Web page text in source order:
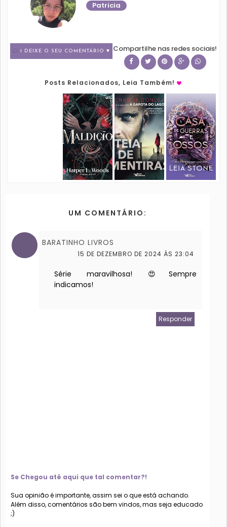
Patricia
1 DEIXE O SEU COMENTÁRIO ♥ Compartilhe nas redes sociais!
Posts Relacionados, Leia Também!
UM COMENTÁRIO:
BARATINHO LIVROS
15 DE DEZEMBRO DE 2024 ÀS 23:04
Série maravilhosa! 😍Sempre
indicamos!
Responder
Se Chegou até aqui que tal comentar?!
Sua opinião é importante, assim sei o que está achando.
Além disso, comentários são bem vindos, mas seja educado
;)